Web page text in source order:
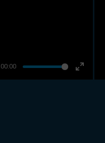
00:00
Enter